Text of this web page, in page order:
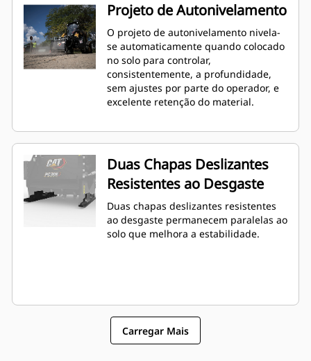
Projeto de Autonivelamento
O projeto de autonivelamento nivela-
se automaticamente quando colocado
no solo para controlar,
consistentemente, a profundidade,
sem ajustes por parte do operador, e
excelente retenção do material.
Duas Chapas Deslizantes
Resistentes ao Desgaste
Duas chapas deslizantes resistentes
ao desgaste permanecem paralelas ao
solo que melhora a estabilidade.
Carregar Mais